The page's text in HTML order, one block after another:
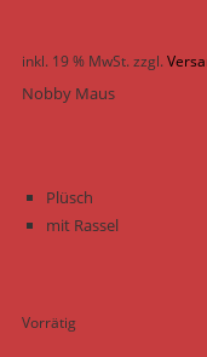
inkl. 19 % MwSt.zzgl.
Nobby Maus
Plüsch
mit Rassel
Vorrätig